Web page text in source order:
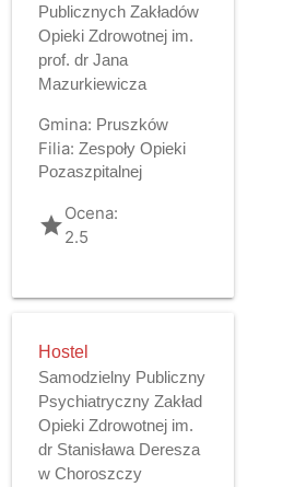
Publicznych Zakładów
Opieki Zdrowotnej im.
prof. dr Jana
Mazurkiewicza
Gmina: Pruszków
Filia: Zespoły Opieki
Pozaszpitalnej
gradeOcena:
2.5
Hostel
Samodzielny Publiczny
Psychiatryczny Zakład
Opieki Zdrowotnej im.
dr Stanisława Deresza
w Choroszczy